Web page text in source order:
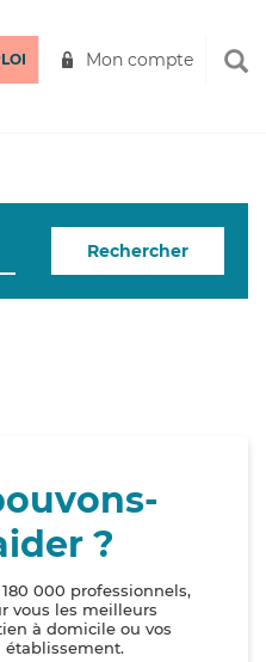
Mon compte
Rechercher
?
000 professionnels,
vous les meilleurs
à domicile ou vos
établissement.